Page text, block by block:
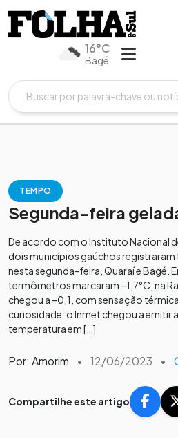
16°C
Bagé
TEMPO
Segunda-feira
De acordo com o Instituto Nacional
dois municípios gaúchos
nesta segunda-feira, Quaraí e Bagé.
termômetros marcaram –1,7°C, na
chegou a –0,1, com sensação
curiosidade: o Inmet chegou a emitir
temperatura em […]
Por: Amorim • 12/06/2023 •
Compartilhe este artigo